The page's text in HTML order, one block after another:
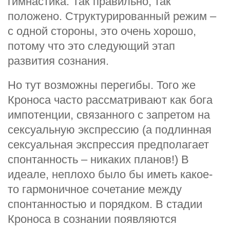
положено. Структурированный режим –
с одной стороны, это очень хорошо,
потому что это следующий этап
развития сознания.
Но тут возможны перегибы. Того же
Кроноса часто рассматривают как бога
импотенции, связанного с запретом на
сексуальную экспрессию (а подлинная
сексуальная экспрессия предполагает
спонтанность – никаких планов!) В
идеале, неплохо было бы иметь какое-
то гармоничное сочетание между
спонтанностью и порядком. В стадии
Кроноса в сознании появляются